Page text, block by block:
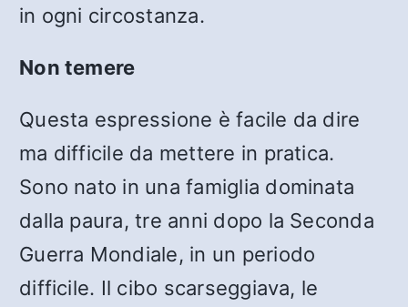
in ogni circostanza.
Non temere
Questa espressione è facile da dire
ma difficile da mettere in pratica.
Sono nato in una famiglia dominata
dalla paura, tre anni dopo la Seconda
Guerra Mondiale, in un periodo
difficile. Il cibo scarseggiava, le